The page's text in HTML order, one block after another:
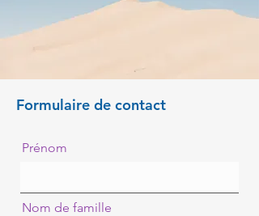
Formulaire de contact
Prénom
Nom de famille